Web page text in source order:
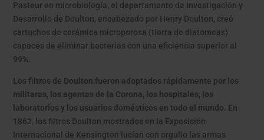
Pasteur en microbiología, el departamento de Investigación y
Desarrollo de Doulton, encabezado por Henry Doulton, creó
cartuchos de cerámica microporosa (tierra de diatomeas)
capaces de eliminar bacterias con una eficiencia superior al
99%.
Los filtros de Doulton fueron adoptados rápidamente por los
militares, los agentes de la Corona, los hospitales, los
laboratorios y los usuarios domésticos en todo el mundo. En
1862, los filtros Doulton mostrados en la Exposición
Internacional de Kensington lucían con orgullo las armas